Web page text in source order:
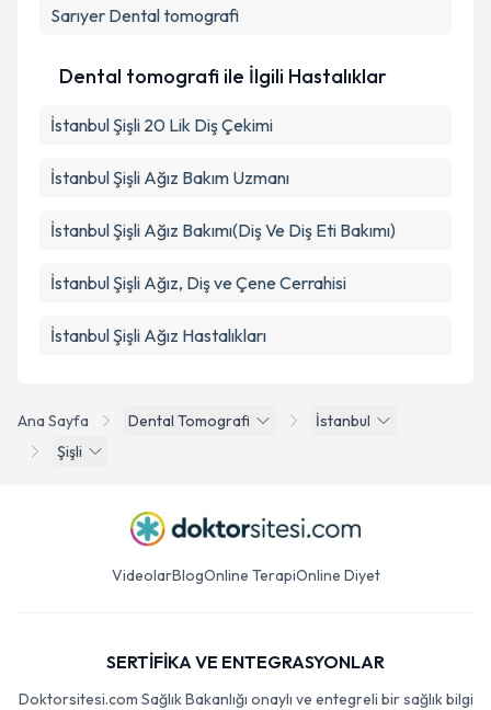
Ana Sayfa Dental Tomografi
İstanbul
Şişli
Sarıyer Dental tomografi
Dental tomografi ile İlgili Hastalıklar
İstanbul Şişli 20 Lik Diş Çekimi
İstanbul Şişli Ağız Bakım Uzmanı
İstanbul Şişli Ağız Bakımı(Diş Ve Diş Eti Bakımı)
İstanbul Şişli Ağız, Diş ve Çene Cerrahisi
İstanbul Şişli Ağız Hastalıkları
VideolarBlogOnline TerapiOnline Diyet
SERTİFİKA VE ENTEGRASYONLAR
Doktorsitesi.com Sağlık Bakanlığı onaylı ve entegreli bir sağlık bilgi